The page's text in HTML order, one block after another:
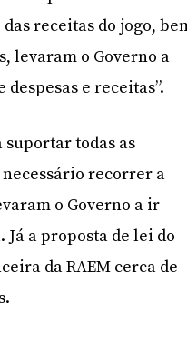
receitas do jogo,
levaram o Governo a
e receitas”.
suportar todas as
necessário recorrer a
o Governo a ir
Já a proposta de lei do
da RAEM cerca de